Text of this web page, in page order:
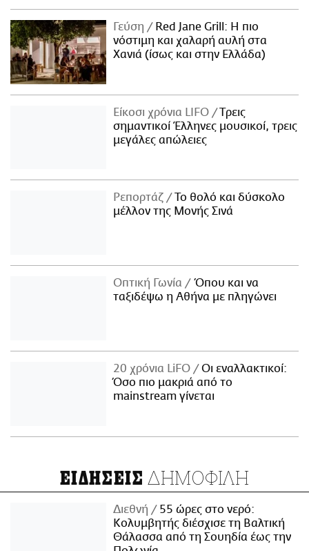
Γεύση
Red Jane Grill: Η πιο
νόστιμη και χαλαρή αυλή στα
Χανιά (ίσως και στην Ελλάδα)
Είκοσι χρόνια LIFO
Tρεις
σημαντικοί Έλληνες μουσικοί, τρεις
μεγάλες απώλειες
Ρεπορτάζ
Το θολό και δύσκολο
μέλλον της Μονής Σινά
Οπτική Γωνία
Όπου και να
ταξιδέψω η Αθήνα με πληγώνει
20 χρόνια LiFO
Οι εναλλακτικοί:
Όσο πιο μακριά από το
mainstream γίνεται
ΕΙΔΗΣΕΙΣ ΔΗΜΟΦΙΛΗ
Διεθνή
55 ώρες στο νερό:
Κολυμβητής διέσχισε τη Βαλτική
Θάλασσα από τη Σουηδία έως την